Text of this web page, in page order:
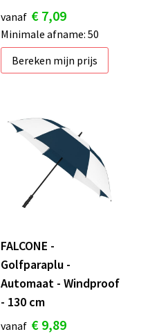
vanaf € 7,09
Minimale afname: 50
Bereken mijn prijs
FALCONE -
Golfparaplu -
Automaat - Windproof
- 130 cm
vanaf € 9,89